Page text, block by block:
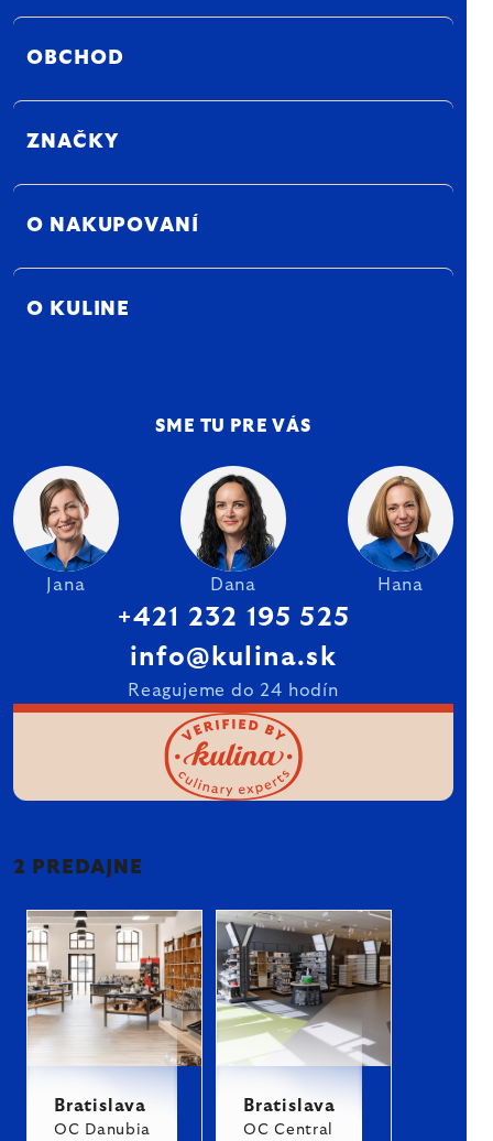
OBCHOD
ZNAČKY
O NAKUPOVANÍ
O KULINE
SME TU PRE VÁS
Jana Dana Hana
+421 232 195 525
info@kulina.sk
Reagujeme do 24 hodín
2 PREDAJNE
Bratislava
OC Danubia
Bratislava
OC Central